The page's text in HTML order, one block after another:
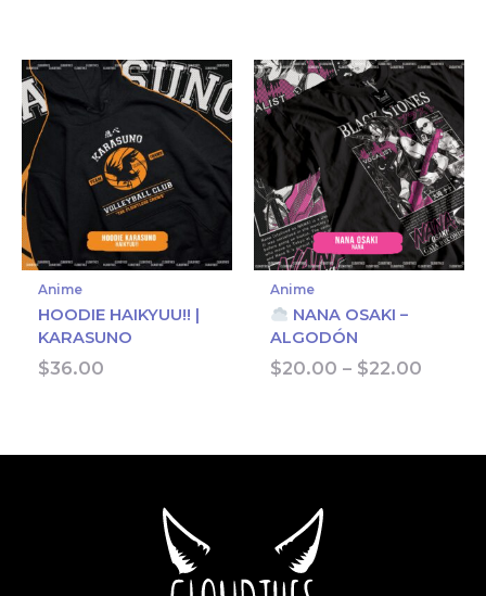
Anime
HOODIE HAIKYUU!! |
KARASUNO
$36.00
Anime
NANA OSAKI –
ALGODÓN
$20.00 – $22.00
$22.00